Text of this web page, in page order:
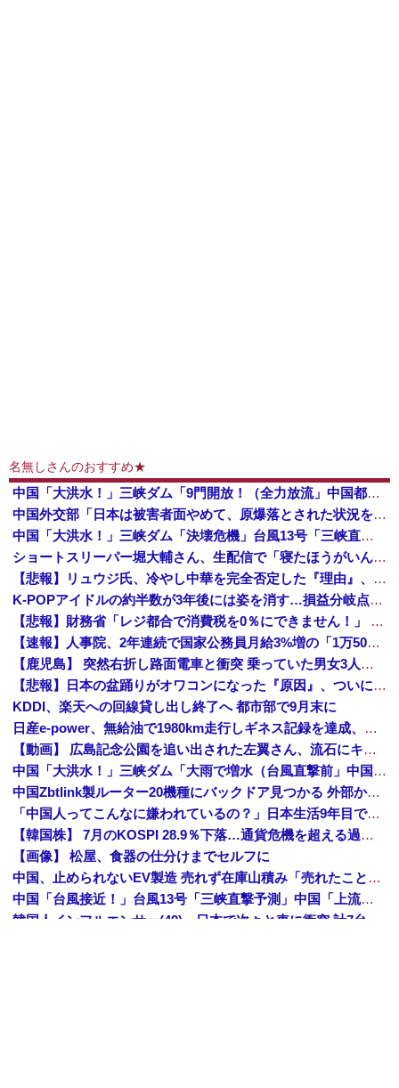
名無しさんのおすすめ★
中国「大洪水！」三峡ダム「9門開放！（全力放流」中国都市「三峡沿線の道路水没」中国政府「高速道路封鎖！」中国ダム「緊急放流に合わせて開門（土砂崩れ発生」→
中国外交部「日本は被害者面やめて、原爆落とされた状況を反省すべき」
中国「大洪水！」三峡ダム「決壊危機」台風13号「三峡直撃確定」日本「最も強い勢力で接近！（伊勢湾台風級」台風13号と15号「中国本土でぶつかり合...
ショートスリーパー堀大輔さん、生配信で「寝たほうがいんじゃないですか？」というコメントにブチギレ！ガチで怖すぎると話題に・・・
【悲報】リュウジ氏、冷やし中華を完全否定した『理由』、ガチでヤバイ・・・・・・
K-POPアイドルの約半数が3年後には姿を消す…損益分岐点突破は4％未満
【悲報】財務省「レジ都合で消費税を0％にできません！」 → X民「指定ゴミ袋を買ってレシート見たら消費税はゼロになるんだけど？」ｗｗｗｗｗｗｗｗ...
【速報】人事院、2年連続で国家公務員月給3%増の「1万5056円」引き上げ勧告 2年で6%超え
【鹿児島】 突然右折し路面電車と衝突 乗っていた男女3人は車を放置しダッシュで逃走中
【悲報】日本の盆踊りがオワコンになった『原因』、ついに判明する・・・・・
KDDI、楽天への回線貸し出し終了へ 都市部で9月末に
日産e-power、無給油で1980km走行しギネス記録を達成、無駄な発電や送電ロスなくEVよりエコを証明
【動画】 広島記念公園を追い出された左翼さん、流石にキモすぎて炎上
中国「大洪水！」三峡ダム「大雨で増水（台風直撃前」中国ダム「緊急放流！」中国鉄道「列車が走行中に流される」中国避難所「支援物資は有料です」謎の勢力「え」→
中国Zbtlink製ルーター20機種にバックドア見つかる 外部から完全制御のおそれ
「中国人ってこんなに嫌われているの？」日本生活9年目で明かす本心！
【韓国株】 7月のKOSPI 28.9％下落…通貨危機を超える過去最大の下げ幅
【画像】 松屋、食器の仕分けまでセルフに
中国、止められないEV製造 売れず在庫山積み「売れたこと」にして補助金を騙し取る事案を思いつきが横行
中国「台風接近！」台風13号「三峡直撃予測」中国「上流大洪水！（三峡上流」中国都市「8/5の映像（動画」三峡ダム「緊急放流（決壊危機」中国「下流大水害（震え声」→